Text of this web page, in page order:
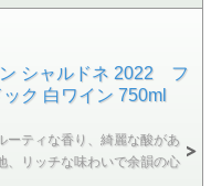
ン シャルドネ 2022 フ
ク 白ワイン 750ml
ーティな香り、綺麗な酸があ
、リッチな味わいで余韻の心